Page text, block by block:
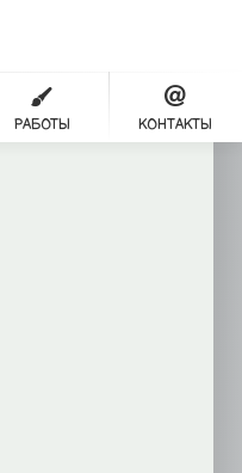
РАБОТЫ КОНТАКТЫ